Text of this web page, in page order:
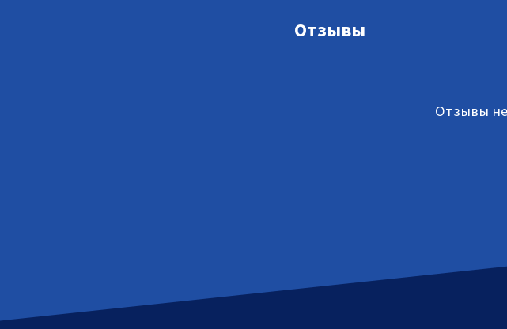
Отзывы
Отзывы